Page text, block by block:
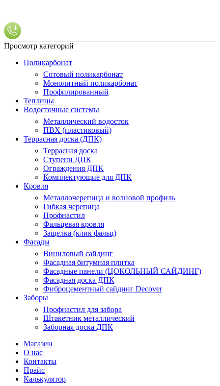
Просмотр категорий
Поликарбонат
Сотовый поликарбонат
Монолитный поликарбонат
Профилированный
Теплицы
Водосточные системы
Металлический водосток
ПВХ (пластиковый)
Террасная доска (ДПК)
Террасная доска
Ступени ДПК
Ограждения ДПК
Комплектующие для ДПК
Кровля
Металлочерепица и волновой профиль
Гибкая черепица
Профнастил
Фальцевая кровля
Защелка (клик фальц)
Фасады
Виниловый сайдинг
Фасадная битумная плитка
Фасадные панели (ЦОКОЛЬНЫЙ САЙДИНГ)
Фасадная доска ДПК
Фиброцементный сайдинг Decover
Заборы
Профнастил для забора
Штакетник металлический
Заборная доска ДПК
Магазин
О нас
Контакты
Прайс
Калькулятор